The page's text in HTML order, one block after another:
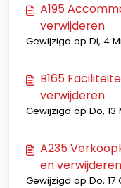
A195
verwijderen
Gewijzigd op Di, 4
B165
verwijderen
Gewijzigd op Do, 13
A235
en verwijderen
Gewijzigd op Do, 17